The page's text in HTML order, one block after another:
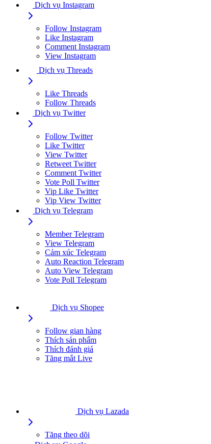
Dịch vụ Instagram
Follow Instagram
Like Instagram
Comment Instagram
View Instagram
Dịch vụ Threads
Like Threads
Follow Threads
Dịch vụ Twitter
Follow Twitter
Like Twitter
View Twitter
Retweet Twitter
Comment Twitter
Vote Poll Twitter
Vip Like Twitter
Vip View Twitter
Dịch vụ Telegram
Member Telegram
View Telegram
Cảm xúc Telegram
Auto Reaction Telegram
Auto View Telegram
Vote Poll Telegram
Dịch vụ Shopee
Follow gian hàng
Thích sản phẩm
Thích đánh giá
Tăng mắt Live
Dịch vụ Lazada
Tăng theo dõi